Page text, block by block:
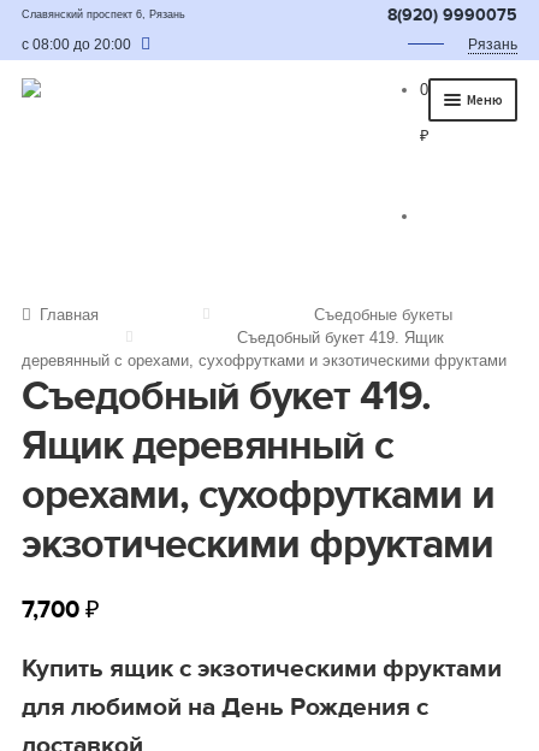
Славянский проспект 6, Рязань
с 08:00 до 20:00
8(920) 9990075
Рязань
Меню
Букет для мужчины
Букет из фруктов и овощей
Сладкие букеты из конфет
Букеты из сухофруктов и орехов
Букеты из клубники и ягод
Овощные букеты
Букет учителю
0
₽
Главная
Съедобные букеты
Съедобный букет 419. Ящик
деревянный с орехами, сухофрутками и экзотическими фруктами
Съедобный букет 419.
Ящик деревянный с
орехами, сухофрутками и
экзотическими фруктами
7,700₽
Купить ящик с экзотическими фруктами
для любимой на День Рождения с